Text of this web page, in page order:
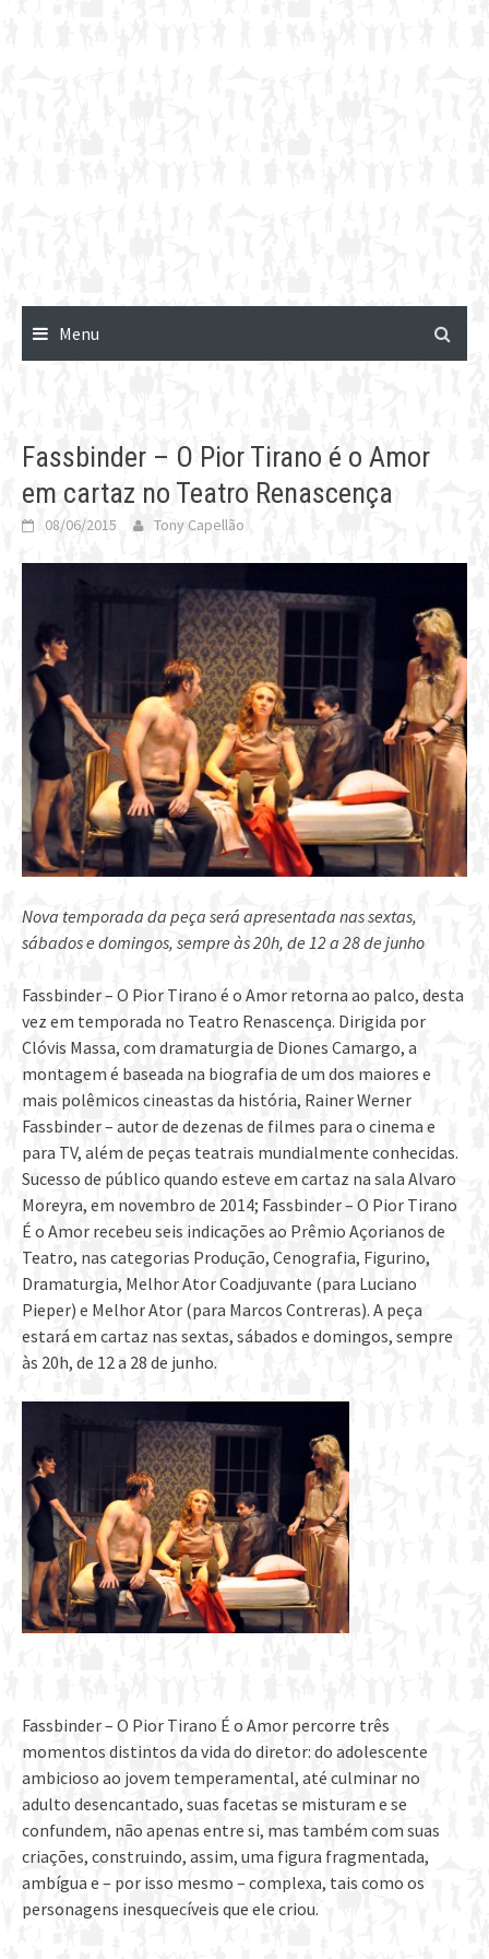
Menu
Fassbinder – O Pior Tirano é o Amor
em cartaz no Teatro Renascença
08/06/2015 Tony Capellão
Nova temporada da peça será apresentada nas sextas,
sábados e domingos, sempre às 20h, de 12 a 28 de junho
Fassbinder – O Pior Tirano é o Amor retorna ao palco, desta
vez em temporada no Teatro Renascença. Dirigida por
Clóvis Massa, com dramaturgia de Diones Camargo, a
montagem é baseada na biografia de um dos maiores e
mais polêmicos cineastas da história, Rainer Werner
Fassbinder – autor de dezenas de filmes para o cinema e
para TV, além de peças teatrais mundialmente conhecidas.
Sucesso de público quando esteve em cartaz na sala Alvaro
Moreyra, em novembro de 2014; Fassbinder – O Pior Tirano
É o Amor recebeu seis indicações ao Prêmio Açorianos de
Teatro, nas categorias Produção, Cenografia, Figurino,
Dramaturgia, Melhor Ator Coadjuvante (para Luciano
Pieper) e Melhor Ator (para Marcos Contreras). A peça
estará em cartaz nas sextas, sábados e domingos, sempre
às 20h, de 12 a 28 de junho.
Fassbinder – O Pior Tirano É o Amor percorre três
momentos distintos da vida do diretor: do adolescente
ambicioso ao jovem temperamental, até culminar no
adulto desencantado, suas facetas se misturam e se
confundem, não apenas entre si, mas também com suas
criações, construindo, assim, uma figura fragmentada,
ambígua e – por isso mesmo – complexa, tais como os
personagens inesquecíveis que ele criou.